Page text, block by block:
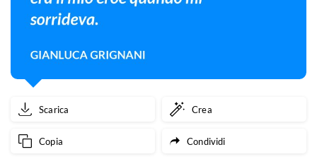
Scarica Crea
Copia Condividi